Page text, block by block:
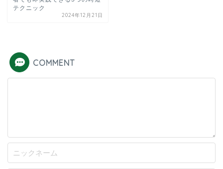
テクニック
2024年12月21日
COMMENT